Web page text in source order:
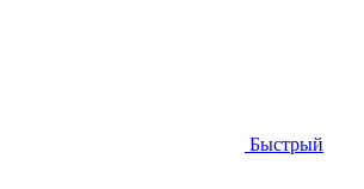
Быстрый